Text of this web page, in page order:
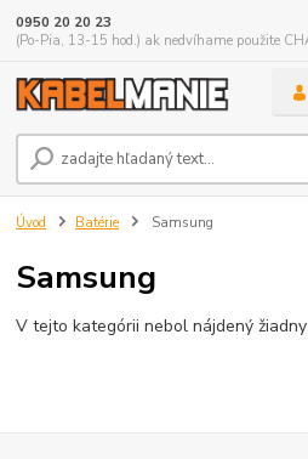
0950 20 20 23
(Po-Pia, 13-15 hod.) ak nedvíhame použite
Úvod Batérie Samsung
Samsung
V tejto kategórii nebol nájdený